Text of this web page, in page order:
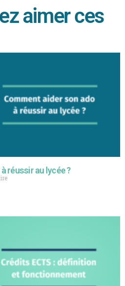
aimer ces
réussir au lycée ?